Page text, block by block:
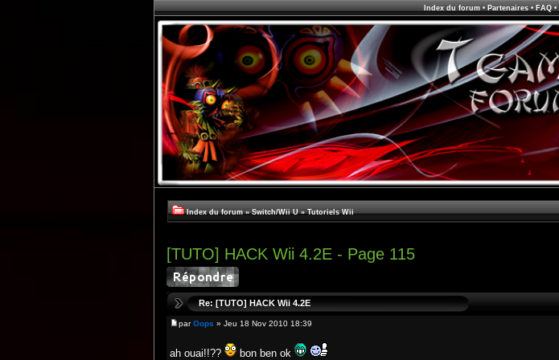
Index du forum• Partenaires• FAQ•
Index du forum » Switch/Wii U » Tutoriels Wii
[TUTO] HACK Wii 4.2E - Page 115
Re: [TUTO] HACK Wii 4.2E
parOops » Jeu 18 Nov 2010 18:39
ah ouai!!?? bon ben ok